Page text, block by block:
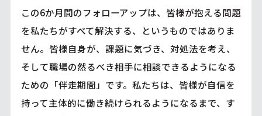
この6か月間のフォローアップは、皆様が抱える問題
を私たちがすべて解決する、というものではありま
せん。皆様自身が、課題に気づき、対処法を考え、
そして職場の然るべき相手に相談できるようになる
ための「伴走期間」です。私たちは、皆様が自信を
持って主体的に働き続けられるようになるまで、す